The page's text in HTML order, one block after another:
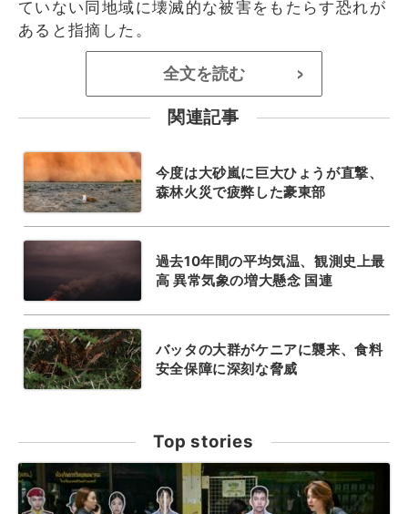
ていない同地域に壊滅的な被害をもたらす恐れが
あると指摘した。
全文を読む >
関連記事
今度は大砂嵐に巨大ひょうが直撃、
森林火災で疲弊した豪東部
過去10年間の平均気温、観測史上最
高 異常気象の増大懸念 国連
バッタの大群がケニアに襲来、食料
安全保障に深刻な脅威
Top stories